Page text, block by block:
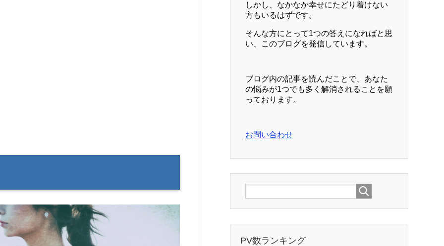
しかし、なかなか幸せにたどり着けない
方もいるはずです。
そんな方にとって1つの答えになればと思
い、このブログを発信しています。
ブログ内の記事を読んだことで、あなた
の悩みが1つでも多く解消されることを願
っております。
お問い合わせ
PV数ランキング